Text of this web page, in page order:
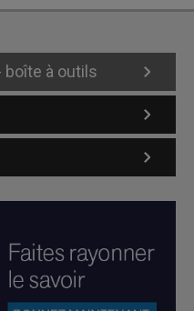
boîte à outils